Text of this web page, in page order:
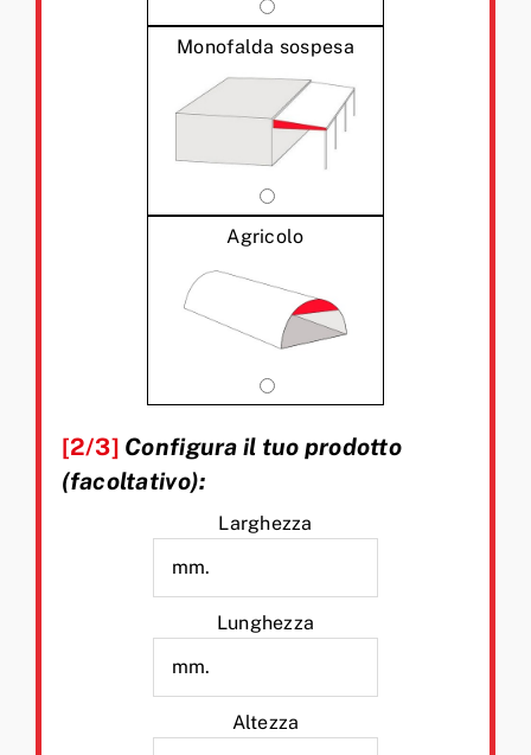
Monofalda sospesa
Agricolo
[2/3] Configura il tuo prodotto
(facoltativo):
Larghezza
Lunghezza
Altezza